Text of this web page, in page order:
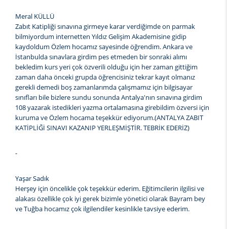
Meral KÜLLÜ
Zabıt Katipliği sınavına girmeye karar verdiğimde on parmak
bilmiyordum internetten Yıldız Gelişim Akademisine gidip
kaydoldum Özlem hocamız sayesinde öğrendim. Ankara ve
İstanbulda sınavlara girdim pes etmeden bir sonraki alımı
bekledim kurs yeri çok özverili olduğu için her zaman gittiğim
zaman daha önceki grupda öğrencisiniz tekrar kayıt olmanız
gerekli demedi boş zamanlarımda çalışmamız için bilgisayar
sınıfları bile bizlere sundu sonunda Antalya'nın sınavına girdim
108 yazarak istedikleri yazma ortalamasına girebildim özversi için
kuruma ve Özlem hocama teşekkür ediyorum.(ANTALYA ZABIT
KATİPLİĞİ SINAVI KAZANIP YERLEŞMİŞTİR. TEBRİK EDERİZ)
-
Yaşar Sadık
Herşey için öncelikle çok teşekkür ederim. Eğitimcilerin ilgilisi ve
alakası özellikle çok iyi gerek bizimle yönetici olarak Bayram bey
ve Tuğba hocamız çok ilgilendiler kesinlikle tavsiye ederim.